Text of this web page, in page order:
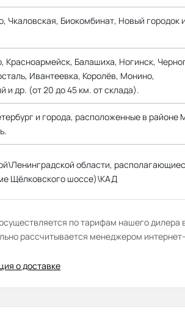
Чкаловская, Биокомбинат, Новый городок
Балашиха, Ногинск,
Ивантеевка, Королёв, Монино,
и др. (от 20 до 45 км. от склада).
и города, расположенные в
области,
Щёлковского шоссе)\КАД
по тарифам нашего дилера
рассчитывается менеджером
о доставке